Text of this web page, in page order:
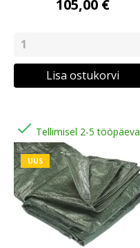
105,00 €
Lisa ostukorvi
 Tellimisel 2-5 tööpäeva
UUS